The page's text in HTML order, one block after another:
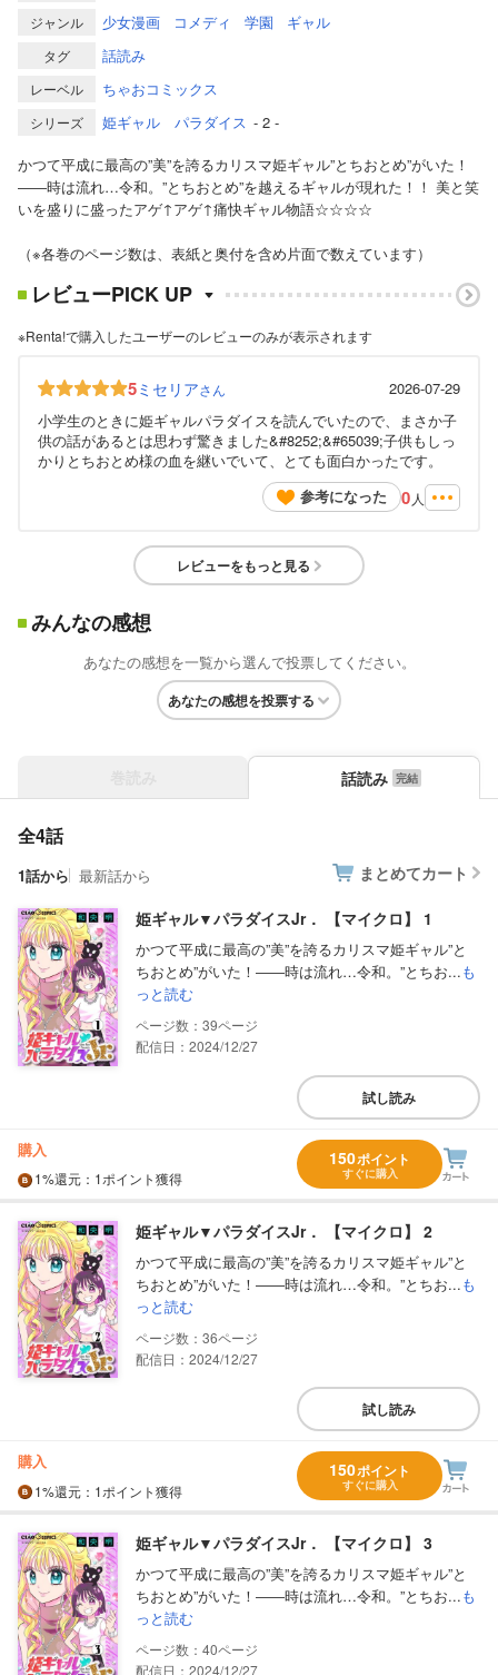
ジャンル 少女漫画 コメディ 学園 ギャル
タグ 話読み
レーベル ちゃおコミックス
シリーズ 姫ギャル パラダイス - 2 -
かつて平成に最高の”美”を誇るカリスマ姫ギャル”とちおとめ”がいた！
――時は流れ…令和。”とちおとめ”を越えるギャルが現れた！！ 美と笑
いを盛りに盛ったアゲ↑アゲ↑痛快ギャル物語☆☆☆☆
（※各巻のページ数は、表紙と奥付を含め片面で数えています）
レビューPICK UP
※Renta!で購入したユーザーのレビューのみが表示されます
5ミセリアさん
2026-07-29
小学生のときに姫ギャルパラダイスを読んでいたので、まさか子
供の話があるとは思わず驚きました&#8252;&#65039;子供もしっ
かりとちおとめ様の血を継いでいて、とても面白かったです。
参考になった
0 人
レビューをもっと見る
みんなの感想
あなたの感想を一覧から選んで投票してください。
あなたの感想を投票する
話読み
全4話
1話から 最新話から まとめてカート
姫ギャル▼パラダイスJr． 【マイクロ】 1
かつて平成に最高の”美”を誇るカリスマ姫ギャル”と
ちおとめ”がいた！――時は流れ…令和。”とちお...も
っと読む
39
配信日：2024/12/27
試し読み
購入
1%還元 ：1ポイント獲得
150ポイント
すぐに購入
姫ギャル▼パラダイスJr． 【マイクロ】 2
かつて平成に最高の”美”を誇るカリスマ姫ギャル”と
ちおとめ”がいた！――時は流れ…令和。”とちお...も
っと読む
36
配信日：2024/12/27
試し読み
購入
1%還元 ：1ポイント獲得
150ポイント
すぐに購入
姫ギャル▼パラダイスJr． 【マイクロ】 3
かつて平成に最高の”美”を誇るカリスマ姫ギャル”と
ちおとめ”がいた！――時は流れ…令和。”とちお...も
っと読む
40
配信日：2024/12/27